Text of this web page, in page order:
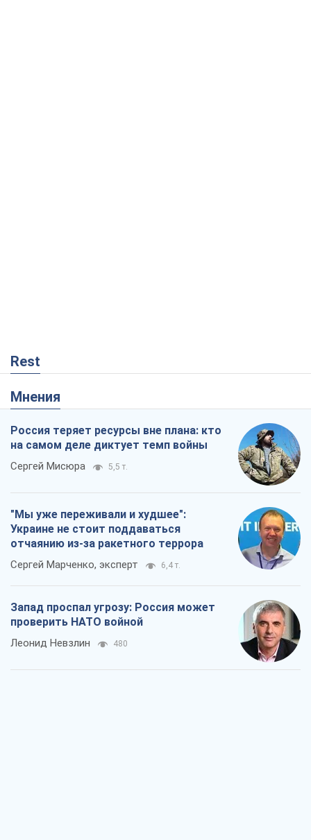
Rest
Мнения
Россия теряет ресурсы вне плана: кто
на самом деле диктует темп войны
Сергей Мисюра 5,5 т.
"Мы уже переживали и худшее":
Украине не стоит поддаваться
отчаянию из-за ракетного террора
Сергей Марченко, эксперт 6,4 т.
Запад проспал угрозу: Россия может
проверить НАТО войной
Леонид Невзлин 480